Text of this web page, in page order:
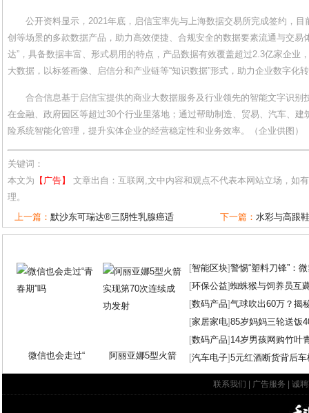
公开资料显示，2021年底，启信宝率先与上海数据交易所完成签约，
创等场景的多款数据产品，助力高效便捷、合规安全的数据要素流通与交易
达”，具备数据丰富、形式易用的特点，产品数据有效覆盖超过2.3亿家企业
大数据，以标签画像、启信分和产业链等“知识数据”形式，助力企业数字化
合合信息基于启信宝提供的商业大数据服务及行业领先的智能文字识别
在金融、政府园区等超过30个行业里落地；通过帮助制造、贸易、汽车、
险系统智能化管理，提升实体企业的经营稳定性和业务效率。（企业供图）
关键词：
本文为 【广告】
文章出自：互联网,文中内容和观点不代表本网站立场，如
理。
上一篇： 默沙东可瑞达®三阴性乳腺癌适 下一篇： 水彩与高跟
微信也会走过“ 阿丽亚娜5型火箭
[智能区块]警惕“塑料刀锋”：
[环保公益]蜘蛛猴与饲养员互
[数码产品]气球吹出60万？揭
[家居家电]85岁妈妈三轮送饭
[数码产品]14岁男孩网购竹叶
[汽车电子]5元红酒断货背后
联系我们 广告服务 诚